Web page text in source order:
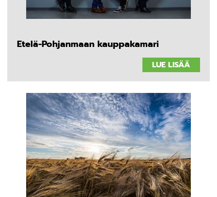
Etelä-Pohjanmaan kauppakamari
LUE LISÄÄ